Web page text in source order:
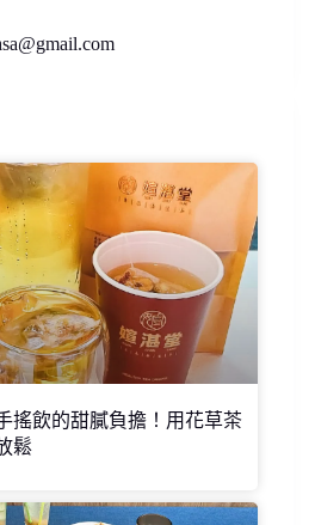
搖飲的甜膩負擔！用花草茶
鬆